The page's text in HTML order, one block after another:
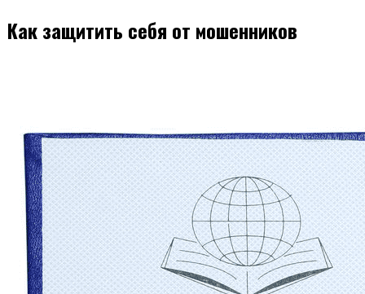
Как защитить себя от мошенников